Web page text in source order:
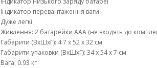
Індикатор перевантаження ваги
Дуже легкі
Живлення: 2 батарейки AAA (не входять до
Габарити (ВхШхГ): 4.7 х 52 х 32 см
Габарити упаковки (ВхШхГ): 34 х 54 х 7 см
Вага: 0.93 кг